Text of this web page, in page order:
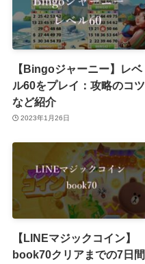
【Bingoジャーニー】レベ
ル60をプレイ：攻略のコツ
など紹介
2023年1月26日
【LINEマジックコイン】
book70クリアまでの7日間